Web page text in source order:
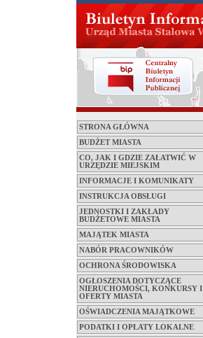
STRONA GŁÓWNA
BUDŻET MIASTA
CO, JAK I GDZIE ZAŁATWIĆ W
URZĘDZIE MIEJSKIM
INFORMACJE I KOMUNIKATY
INSTRUKCJA OBSŁUGI
JEDNOSTKI I ZAKŁADY
BUDŻETOWE MIASTA
MAJĄTEK MIASTA
NABÓR PRACOWNIKÓW
OCHRONA ŚRODOWISKA
OGŁOSZENIA DOTYCZĄCE
NIERUCHOMOŚCI, KONKURSY I
OFERTY MIASTA
OŚWIADCZENIA MAJĄTKOWE
PODATKI I OPŁATY LOKALNE